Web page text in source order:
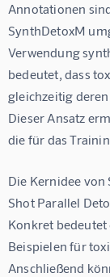
Annotationen
SynthDetoxM
Verwendung
bedeutet, dass
gleichzeitig
Dieser Ansatz
die für das
Die Kernidee von
Shot Parallel
Konkret bedeutet
Beispielen für
Anschließend